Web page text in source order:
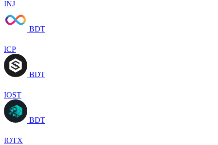
INJ
BDT
ICP
BDT
IOST
BDT
IOTX